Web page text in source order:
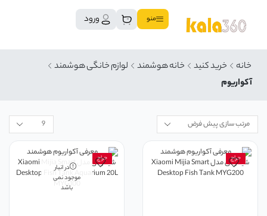
منو ورود
خانه خرید کنید خانه هوشمند
لوازم خانگی هوشمند
آکواریوم
حراج
حراج
در انبار
موجود نمی
باشد